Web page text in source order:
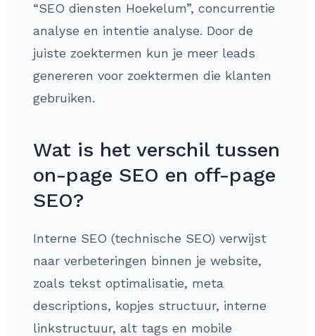
“SEO diensten Hoekelum”, concurrentie
analyse en intentie analyse. Door de
juiste zoektermen kun je meer leads
genereren voor zoektermen die klanten
gebruiken.
Wat is het verschil tussen
on-page SEO en off-page
SEO?
Interne SEO (technische SEO) verwijst
naar verbeteringen binnen je website,
zoals tekst optimalisatie, meta
descriptions, kopjes structuur, interne
linkstructuur, alt tags en mobile